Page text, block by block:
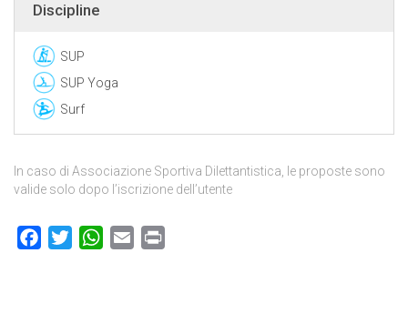
Discipline
SUP
SUP Yoga
Surf
In caso di Associazione Sportiva Dilettantistica, le proposte sono
valide solo dopo l’iscrizione dell’utente
FacebookTwitterWhatsApp
Email